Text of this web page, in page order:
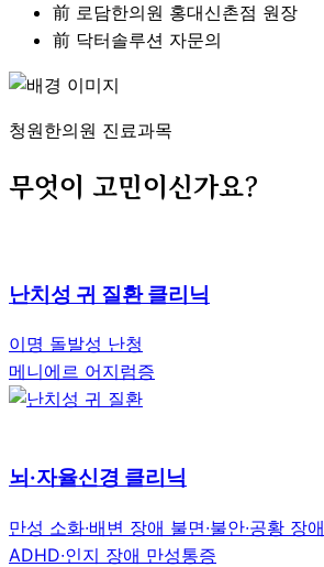
前 로담한의원 홍대신촌점 원장
前 닥터솔루션 자문의
청원한의원 진료과목
무엇이 고민이신가요?
난치성 귀 질환 클리닉
이명 돌발성 난청
메니에르 어지럼증
뇌·자율신경 클리닉
만성 소화∙배변 장애 불면∙불안∙공황 장애
ADHD∙인지 장애 만성통증